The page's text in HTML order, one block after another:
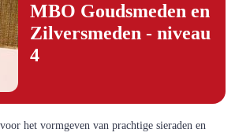
MBO Goudsmeden en
Zilversmeden - niveau
4
het vormgeven van prachtige sieraden en